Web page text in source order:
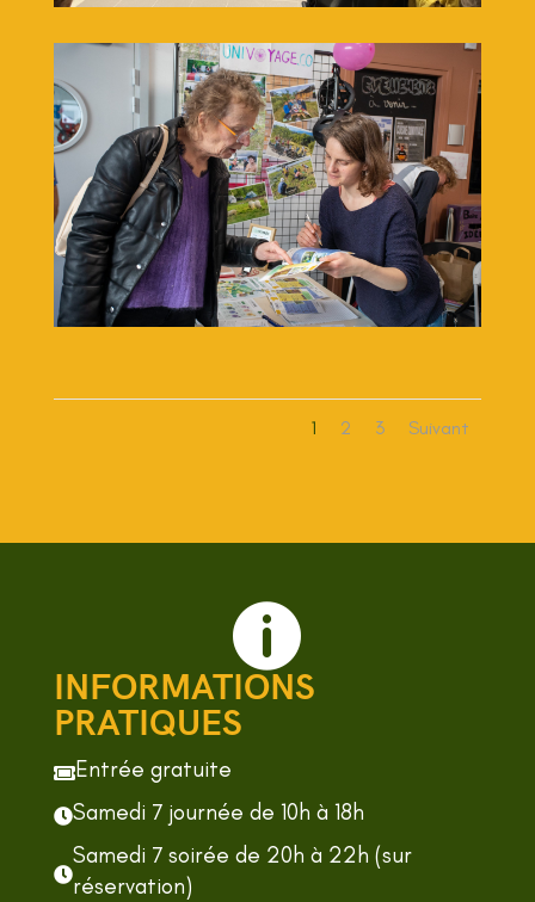
1 2 3 Suivant

INFORMATIONS
PRATIQUES
Entrée gratuite
Samedi 7 journée de 10h à 18h

Samedi 7 soirée de 20h à 22h (sur
réservation)